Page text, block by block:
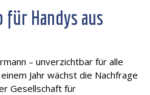
Handys aus
– unverzichtbar für alle
Jahr wächst die Nachfrage
Gesellschaft für